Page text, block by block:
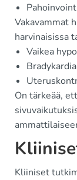
Vakavammat
harvinaisissa
Vaikea
Bradykardia
On tärkeää,
Kliiniset